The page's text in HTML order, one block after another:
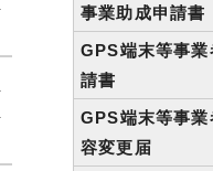
事業助成申請書
GPS端末等事業
請書
GPS端末等事業
容変更届